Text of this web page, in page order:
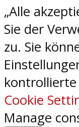
„Alle
Sie der
zu. Sie
kontrollierte
Cookie
Manage